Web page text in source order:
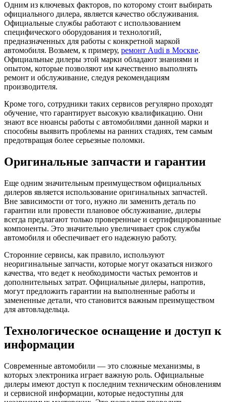
Одним из ключевых факторов, по которому стоит выбирать
официального дилера, является качество обслуживания.
Официальные службы работают с использованием
специфического оборудования и технологий,
предназначенных для работы с конкретной маркой
автомобиля. Возьмем, к примеру, ремонт Audi в Москве.
Официальные дилеры этой марки обладают знаниями и
опытом, которые позволяют им качественно выполнять
ремонт и обслуживание, следуя рекомендациям
производителя.
Кроме того, сотрудники таких сервисов регулярно проходят
обучение, что гарантирует высокую квалификацию. Они
знают все нюансы работы с автомобилями данной марки и
способны выявить проблемы на ранних стадиях, тем самым
предотвращая более серьезные поломки.
Оригинальные запчасти и гарантии
Еще одним значительным преимуществом официальных
дилеров является использование оригинальных запчастей.
Вне зависимости от того, нужно ли заменить деталь по
гарантии или провести плановое обслуживание, дилеры
всегда предлагают только проверенные и сертифицированные
компоненты. Это значительно увеличивает срок службы
автомобиля и обеспечивает его надежную работу.
Сторонние сервисы, как правило, используют
неоригинальные запчасти, которые могут оказаться низкого
качества, что ведет к необходимости частых ремонтов и
дополнительных затрат. Официальные дилеры, напротив,
могут предложить гарантии на выполненные работы и
замененные детали, что становится важным преимуществом
для автовладельца.
Технологическое оснащение и доступ к
информации
Современные автомобили — это сложные механизмы, в
которых электроника играет важную роль. Официальные
дилеры имеют доступ к последним техническим обновлениям
и сервисной информации, которые недоступны для